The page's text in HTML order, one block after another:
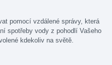
pomocí vzdálené správy, která
spotřeby vody z pohodlí Vašeho
kdekoliv na světě.